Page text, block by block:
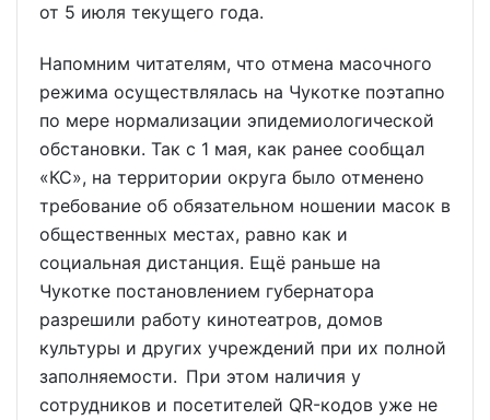
от 5 июля текущего года.
Напомним читателям, что отмена масочного
режима осуществлялась на Чукотке поэтапно
по мере нормализации эпидемиологической
обстановки. Так с 1 мая, как ранее сообщал
«КС», на территории округа было отменено
требование об обязательном ношении масок в
общественных местах, равно как и
социальная дистанция. Ещё раньше на
Чукотке постановлением губернатора
разрешили работу кинотеатров, домов
культуры и других учреждений при их полной
заполняемости. При этом наличия у
сотрудников и посетителей QR-кодов уже не